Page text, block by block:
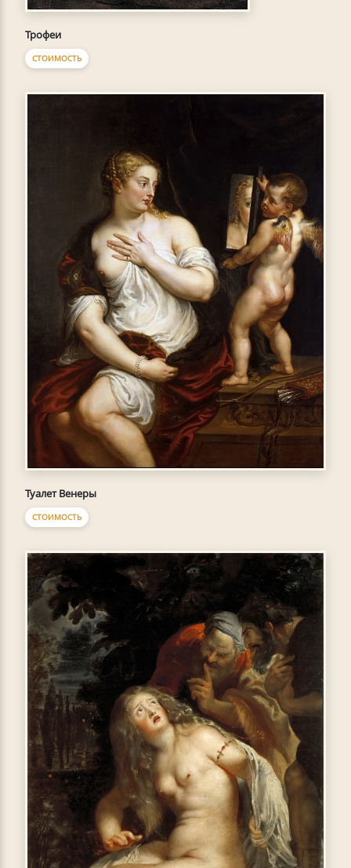
Трофеи
СТОИМОСТЬ
Туалет Венеры
СТОИМОСТЬ